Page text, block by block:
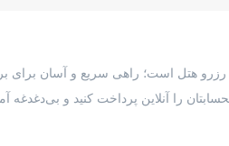
و رزرو هتل است؛ راهی سریع و آسان برای
را آنلاین پرداخت کنید و بی‌دغدغه